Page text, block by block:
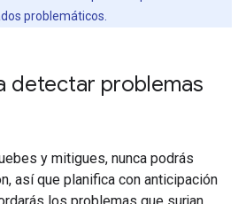
problemáticos.
detectar problemas
y mitigues, nunca podrás
así que planifica con anticipación